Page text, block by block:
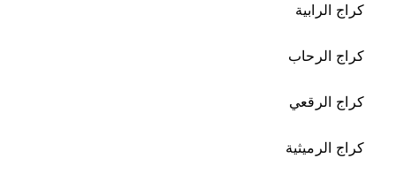
كراج الرابية
كراج الرحاب
كراج الرقعي
كراج الرميثية